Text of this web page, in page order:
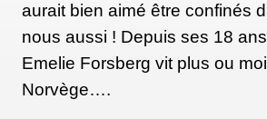
aurait bien aimé être confinés
nous aussi ! Depuis ses 18
Emelie Forsberg vit plus ou
Norvège….